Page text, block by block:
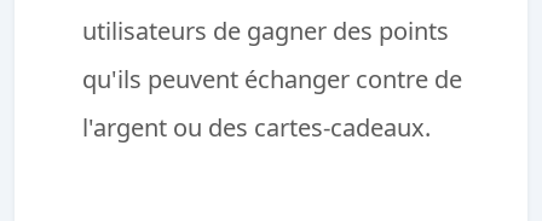
utilisateurs de gagner des points
qu'ils peuvent échanger contre de
l'argent ou des cartes-cadeaux.